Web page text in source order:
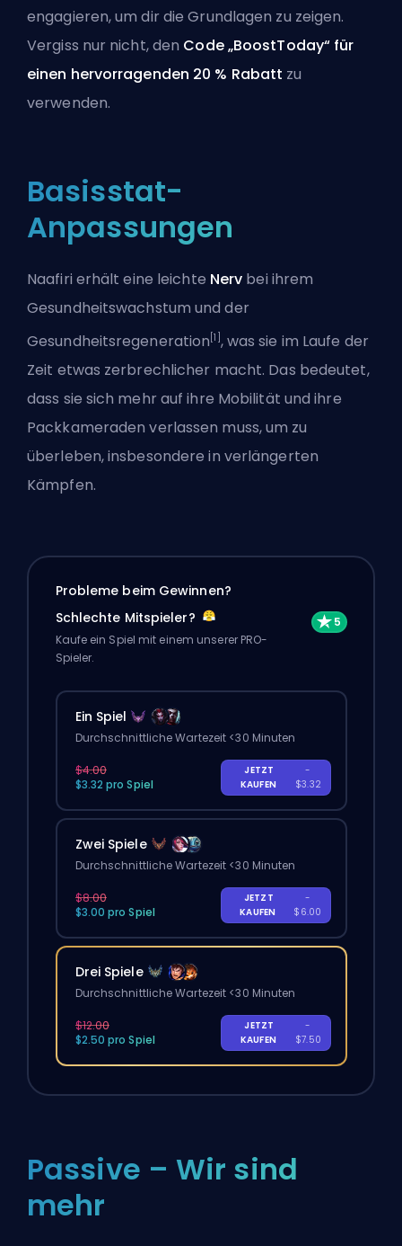
engagieren, um dir die Grundlagen zu zeigen.
Vergiss nur nicht, den Code „BoostToday“ für
einen hervorragenden 20 % Rabatt zu
verwenden.
Basisstat-
Anpassungen
Naafiri erhält eine leichte Nerv bei ihrem
Gesundheitswachstum und der
Gesundheitsregeneration [1] , was sie im Laufe der
Zeit etwas zerbrechlicher macht. Das bedeutet,
dass sie sich mehr auf ihre Mobilität und ihre
Packkameraden verlassen muss, um zu
überleben, insbesondere in verlängerten
Kämpfen.
Probleme beim Gewinnen?
Schlechte Mitspieler?
Kaufe ein Spiel mit einem unserer PRO-
Spieler.
Ein Spiel
Durchschnittliche Wartezeit <30 Minuten
$4.00
$3.32 pro Spiel
JETZT
KAUFEN
-
$3.32
Zwei Spiele
Durchschnittliche Wartezeit <30 Minuten
$8.00
$3.00 pro Spiel
JETZT
KAUFEN
-
$6.00
Drei Spiele
Durchschnittliche Wartezeit <30 Minuten
$12.00
$2.50 pro Spiel
JETZT
KAUFEN
-
$7.50
Passive – Wir sind
mehr